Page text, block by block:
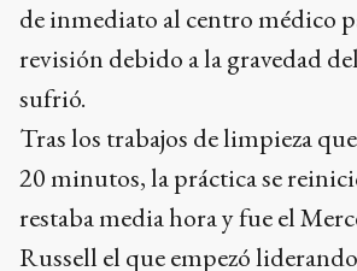
de inmediato al centro médico
revisión debido a la gravedad
sufrió.
Tras los trabajos de limpieza
20 minutos, la práctica se
restaba media hora y fue el
Russell el que empezó